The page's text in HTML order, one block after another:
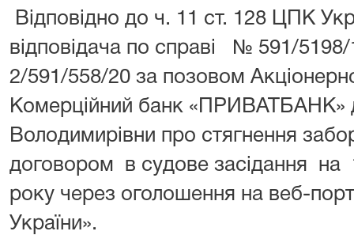
Відповідно до ч. 11 ст. 128 ЦПК
відповідача по справі № 591/
2/591/558/20 за позовом
Комерційний банк «ПРИВАТБАНК»
Володимирівни про стягнення
договором в судове засідання на
року через оголошення на веб-
України».